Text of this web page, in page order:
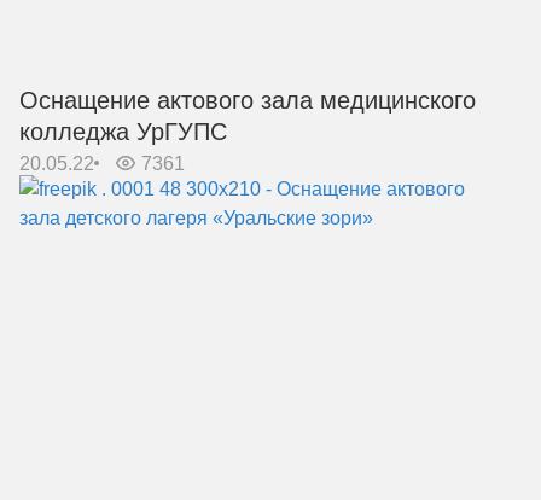
Оснащение актового зала медицинского
колледжа УрГУПС
20.05.22 7361